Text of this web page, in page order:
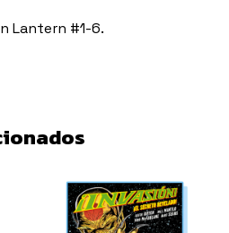
Lantern #1-6.